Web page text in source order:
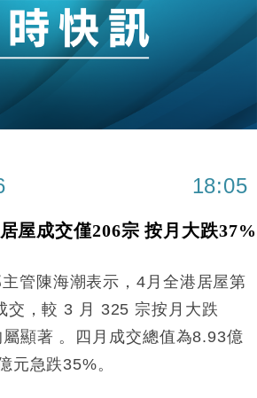
守6.5萬點後回穩 全周仍升近2%
月換帥 玩具「反」斗城亞洲CEO蔡德
覆波動收跌 連挫7周創逾3年最長跌勢
季三度入市撐日圓 4月單日斥6.28萬億
料美伊戰事快結束 承認部分彈藥庫存緊
自救後再出手 斥4億美元押注未上市公
行上半年淨利創新高 中期息增15%至
調香港今年GDP預測至4.5% 看好貿易
18:05
屋成交僅206宗 按月大跌37%
管陳海潮表示，4月全港居屋第
交，較 3 月 325 宗按月大跌
顯著 。四月成交總值為8.93億
元急跌35%。